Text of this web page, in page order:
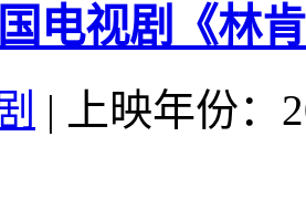
电视剧《林
|
上映年份：